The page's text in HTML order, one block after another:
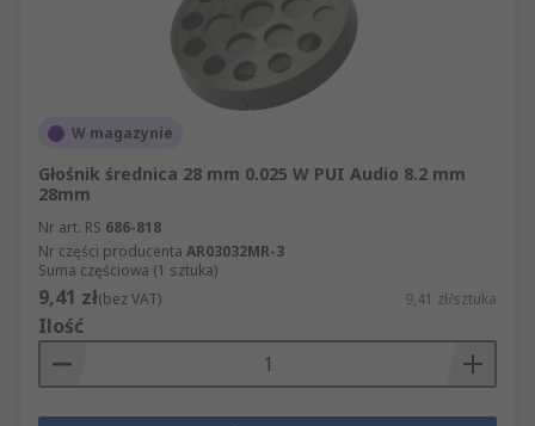
W magazynie
Głośnik średnica 28 mm 0.025 W PUI Audio 8.2 mm
28mm
Nr art. RS 686-818
Nr części producenta AR03032MR-3
Suma częściowa (1 sztuka)
9,41 zł(bez VAT) 9,41 zł/sztuka
Ilość